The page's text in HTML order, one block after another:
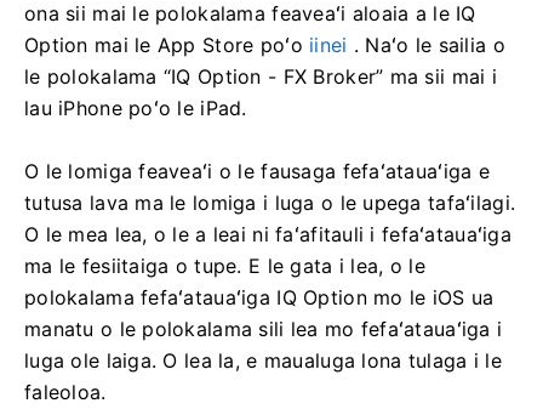
ona sii mai le polokalama feaveaʻi aloaia a le IQ
Option mai le App Store poʻo iinei . Naʻo le sailia o
le polokalama “IQ Option - FX Broker” ma sii mai i
lau iPhone poʻo le iPad.
O le lomiga feaveaʻi o le fausaga fefaʻatauaʻiga e
tutusa lava ma le lomiga i luga o le upega tafaʻilagi.
O le mea lea, o le a leai ni faʻafitauli i fefaʻatauaʻiga
ma le fesiitaiga o tupe. E le gata i lea, o le
polokalama fefaʻatauaʻiga IQ Option mo le iOS ua
manatu o le polokalama sili lea mo fefaʻatauaʻiga i
luga ole laiga. O lea la, e maualuga lona tulaga i le
faleoloa.